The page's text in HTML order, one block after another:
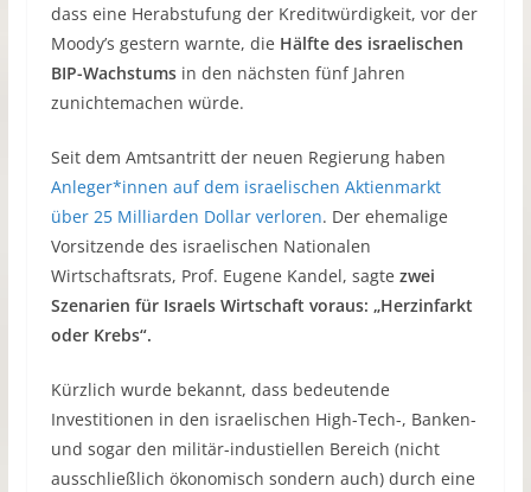
dass eine Herabstufung der Kreditwürdigkeit, vor der
Moody’s gestern warnte, die Hälfte des israelischen
BIP-Wachstumsin den nächsten fünf Jahren
zunichtemachen würde.
Seit dem Amtsantritt der neuen Regierung haben
Anleger*innen auf dem israelischen Aktienmarkt
über 25 Milliarden Dollar verloren. Der ehemalige
Vorsitzende des israelischen Nationalen
Wirtschaftsrats, Prof. Eugene Kandel, sagte zwei
Szenarien für Israels Wirtschaft voraus: „Herzinfarkt
oder Krebs“.
Kürzlich wurde bekannt, dass bedeutende
Investitionen in den israelischen High-Tech-, Banken-
und sogar den militär-industiellen Bereich (nicht
ausschließlich ökonomisch sondern auch) durch eine